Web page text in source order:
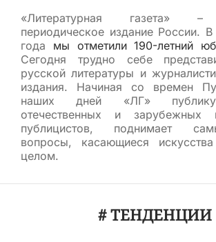
«Литературная газета» –
периодическое издание России.
года мы отметили 190-летний
Сегодня трудно себе
русской литературы и
издания. Начиная со времен
наших дней «ЛГ»
отечественных и зарубежных
публицистов, поднимает
вопросы, касающиеся
целом.
# ТЕНДЕНЦИИ